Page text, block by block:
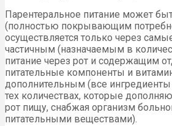
Парентеральное питание может
(полностью покрывающим
осуществляется только через
частичным (назначаемым в
питание через рот и содержащим
питательные компоненты и
дополнительным (все ингредиенты
тех количествах, которые
рот пищу, снабжая организм
питательными веществами).